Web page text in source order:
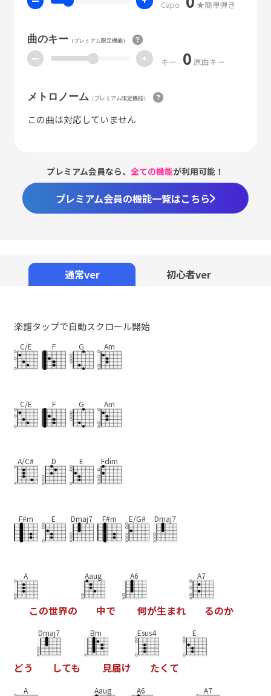
Capo ★簡単弾き
曲のキー（プレミアム限定機能）
ー + キー 0 原曲キー
メトロノーム （プレミアム限定機能）
この曲は対応していません
プレミアム会員なら、全ての機能が利用可能！
プレミアム会員の機能一覧はこちら
通常ver 初心者ver
楽譜タップで自動スクロール開始
C/E F G Am
C/E F G Am
A/C# D E Fdim
F#m E Dmaj7 F#m E/G# Dmaj7
A
この世界の
Aaug
中で
A6
何が生まれ
A7
るのか
どう
Dmaj7
しても
Bm
見届け
Esus4
たく て
E
A Aaug A6 A7